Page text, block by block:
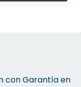
con Garantía en